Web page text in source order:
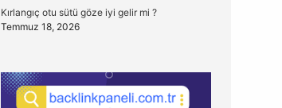
Kırlangıç otu sütü göze iyi gelir mi ?
Temmuz 18, 2026